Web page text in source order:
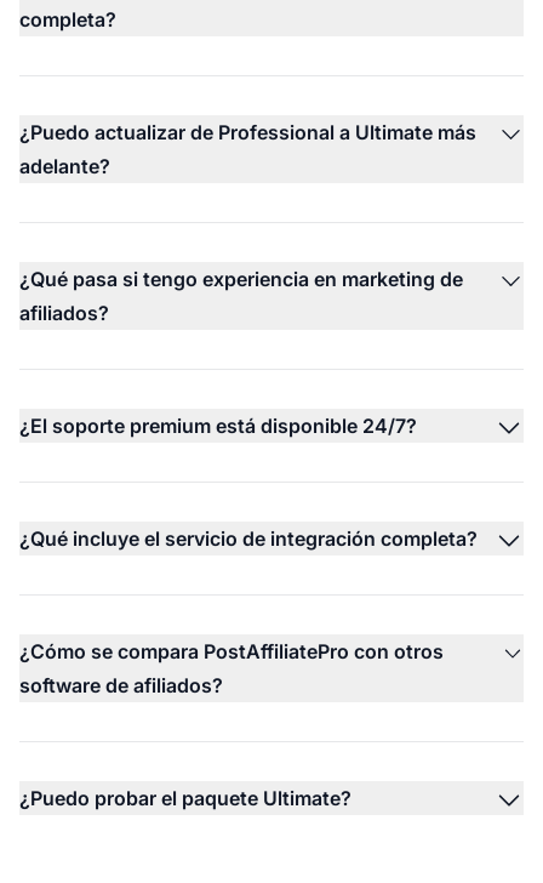
completa?
¿Puedo actualizar de Professional a Ultimate más
adelante?
¿Qué pasa si tengo experiencia en marketing de
afiliados?
¿El soporte premium está disponible 24/7?
¿Qué incluye el servicio de integración completa?
¿Cómo se compara PostAffiliatePro con otros
software de afiliados?
¿Puedo probar el paquete Ultimate?